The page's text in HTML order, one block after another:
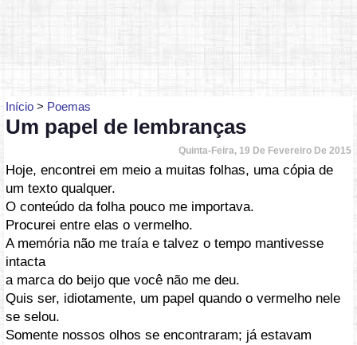
Início > Poemas
Um papel de lembranças
Quinta-Feira, 19 De Fevereiro De 2015
Hoje, encontrei em meio a muitas folhas, uma cópia de
um texto qualquer.
O conteúdo da folha pouco me importava.
Procurei entre elas o vermelho.
A memória não me traía e talvez o tempo mantivesse
intacta
a marca do beijo que você não me deu.
Quis ser, idiotamente, um papel quando o vermelho nele
se selou.
Somente nossos olhos se encontraram; já estavam